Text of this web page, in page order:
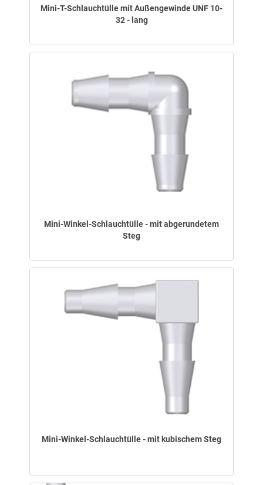
Mini-T-Schlauchtülle mit Außengewinde UNF 10-
32 - lang
Mini-Winkel-Schlauchtülle - mit abgerundetem
Steg
Mini-Winkel-Schlauchtülle - mit kubischem Steg